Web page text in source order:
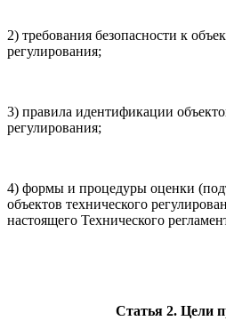
2) требования безопасности к
регулирования;
3) правила идентификации
регулирования;
4) формы и процедуры оценки
объектов технического
настоящего Технического
Статья 2. Цели